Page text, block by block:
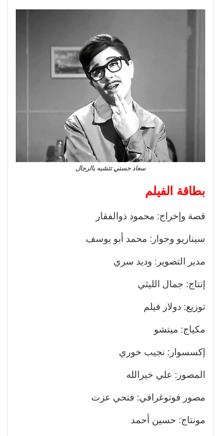
سعاد حسني تتشبه بالرجال
بطاقة الفيلم
قصة وإخراج: محمود ذوالفقار
سيناريو وحوار: محمد أبو يوسف
مدير التصوير: وديد سري
إنتاج: جمال الليثي
توزيع: دولار فيلم
مكياج: ميتشو
إكسسوار: نجيب خوري
المصور: علي خيرالله
مصور فوتوغرافي: فتحي عزت
مونتاج: حسين أحمد